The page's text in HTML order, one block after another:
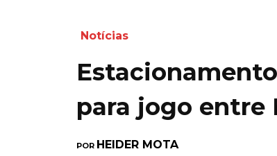
Notícias
para jogo entre
POR HEIDER MOTA